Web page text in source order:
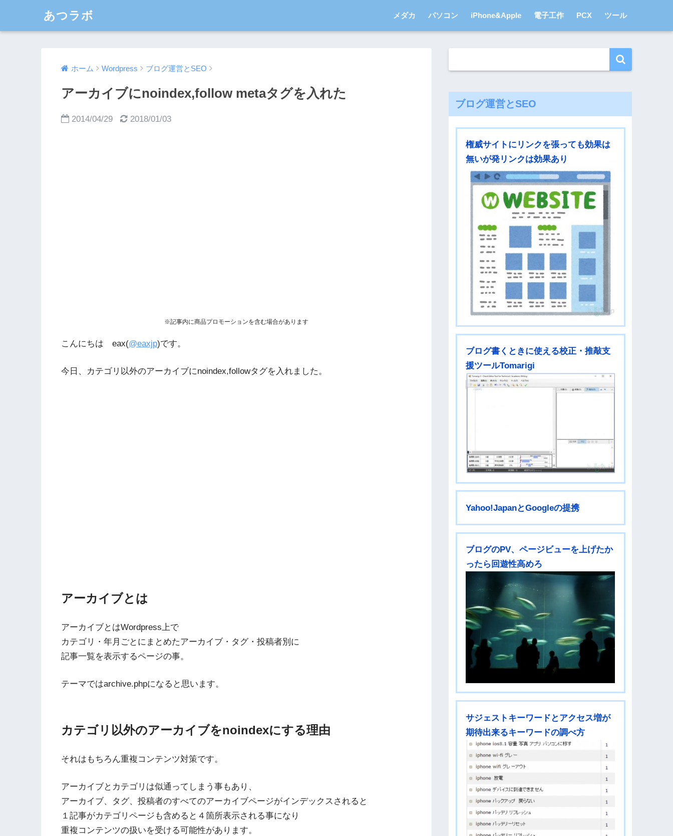
あつラボ メダカ パソコン iPhone&Apple 電子工作 PCX ツール
ホーム Wordpress ブログ運営とSEO
アーカイブにnoindex,follow metaタグを入れた
2014/04/29 2018/01/03
※記事内に商品プロモーションを含む場合があります
こんにちは eax(@eaxjp)です。
今日、カテゴリ以外のアーカイブにnoindex,followタグを入れました。
アーカイブとは
アーカイブとはWordpress上で
カテゴリ・年月ごとにまとめたアーカイブ・タグ・投稿者別に
記事一覧を表示するページの事。
テーマではarchive.phpになると思います。
カテゴリ以外のアーカイブをnoindexにする理由
それはもちろん重複コンテンツ対策です。
アーカイブとカテゴリは似通ってしまう事もあり、
アーカイブ、タグ、投稿者のすべてのアーカイブページがインデックスされると
１記事がカテゴリページも含めると４箇所表示される事になり
重複コンテンツの扱いを受ける可能性があります。
ブログ運営とSEO
権威サイトにリンクを張っても効果は
無いが発リンクは効果あり
ブログ書くときに使える校正・推敲支
援ツールTomarigi
Yahoo!JapanとGoogleの提携
ブログのPV、ページビューを上げたか
ったら回遊性高めろ
サジェストキーワードとアクセス増が
期待出来るキーワードの調べ方